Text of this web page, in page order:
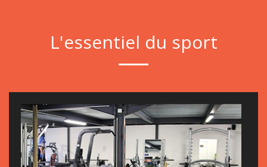
L'essentiel du sport